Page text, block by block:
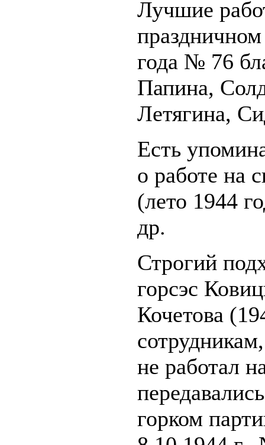
Лучшие
года № 76
Папина,
Летягина,
Есть
о работе на
(лето 1944
др.
Строгий
горсэс
Кочетова
не работал
горком